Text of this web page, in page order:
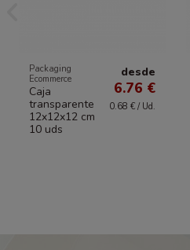
Packaging
Ecommerce
Caja
transparente
12x12x12 cm
10 uds
desde
6.76 €
0.68 € / Ud.